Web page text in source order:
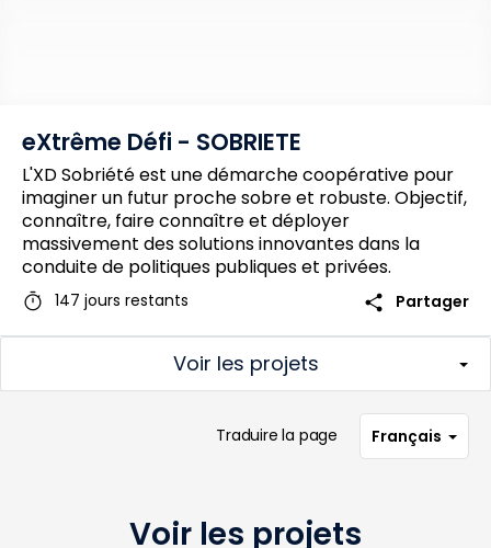
eXtrême Défi - SOBRIETE
L'XD Sobriété est une démarche coopérative pour
imaginer un futur proche sobre et robuste. Objectif,
connaître, faire connaître et déployer
massivement des solutions innovantes dans la
conduite de politiques publiques et privées.
timer 147 jours restants share Partager
Voir les projets
Traduire la page Français
Voir les projets